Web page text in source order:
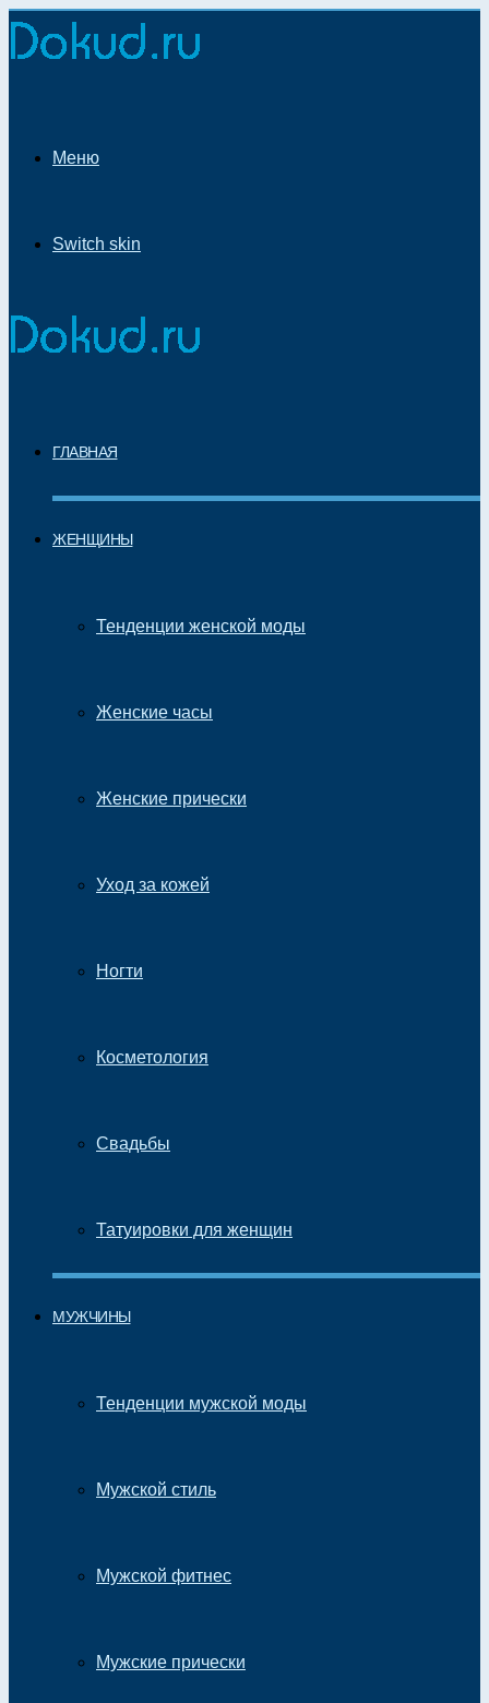
Меню
Switch skin
ГЛАВНАЯ
ЖЕНЩИНЫ
Тенденции женской моды
Женские часы
Женские прически
Уход за кожей
Ногти
Косметология
Свадьбы
Татуировки для женщин
МУЖЧИНЫ
Тенденции мужской моды
Мужской стиль
Мужской фитнес
Мужские прически